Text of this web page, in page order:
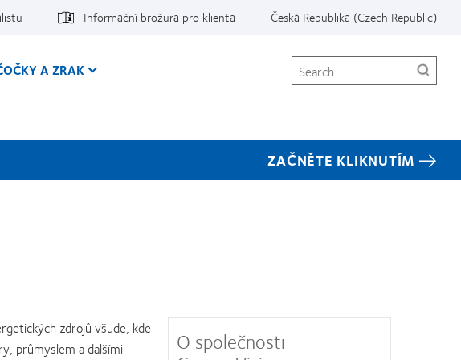
Informační brožura pro klienta Česká Republika (Czech Republic)
A ZRAK Search
ZAČNĚTE KLIKNUTÍM
zdrojů všude, kde
průmyslem a dalšími
O společnosti